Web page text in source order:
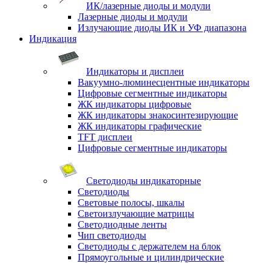
ИК/лазерные диоды и модули
Лазерные диоды и модули
Излучающие диоды ИК и УФ диапазона
Индикация
Индикаторы и дисплеи
Вакуумно-люминесцентные индикаторы
Цифровые сегментные индикаторы
ЖК индикаторы цифровые
ЖК индикаторы знакосинтезирующие
ЖК индикаторы графические
TFT дисплеи
Цифровые сегментные индикаторы
Светодиоды индикаторные
Светодиоды
Световые полосы, шкалы
Светоизлучающие матрицы
Светодиодные ленты
Чип светодиоды
Светодиоды с держателем на блок
Прямоугольные и цилиндрические